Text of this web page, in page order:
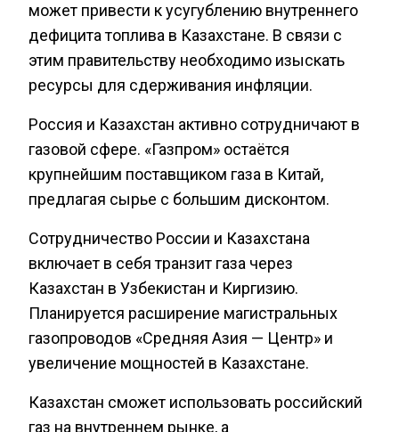
может привести к усугублению внутреннего
дефицита топлива в Казахстане. В связи с
этим правительству необходимо изыскать
ресурсы для сдерживания инфляции.
Россия и Казахстан активно сотрудничают в
газовой сфере. «Газпром» остаётся
крупнейшим поставщиком газа в Китай,
предлагая сырье с большим дисконтом.
Сотрудничество России и Казахстана
включает в себя транзит газа через
Казахстан в Узбекистан и Киргизию.
Планируется расширение магистральных
газопроводов «Средняя Азия — Центр» и
увеличение мощностей в Казахстане.
Казахстан сможет использовать российский
газ на внутреннем рынке, а